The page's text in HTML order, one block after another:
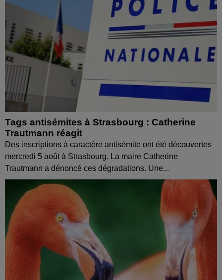
Tags antisémites à Strasbourg : Catherine
Trautmann réagit
Des inscriptions à caractère antisémite ont été découvertes
mercredi 5 août à Strasbourg. La maire Catherine
Trautmann a dénoncé ces dégradations. Une...